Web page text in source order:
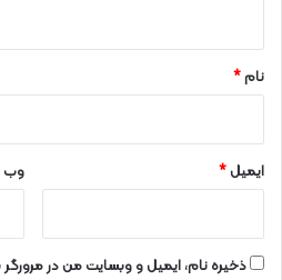
نام*
ایمیل* وب‌
ذخیره نام، ایمیل و وبسایت من در